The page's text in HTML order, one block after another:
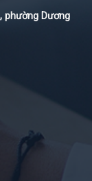
phường Dương